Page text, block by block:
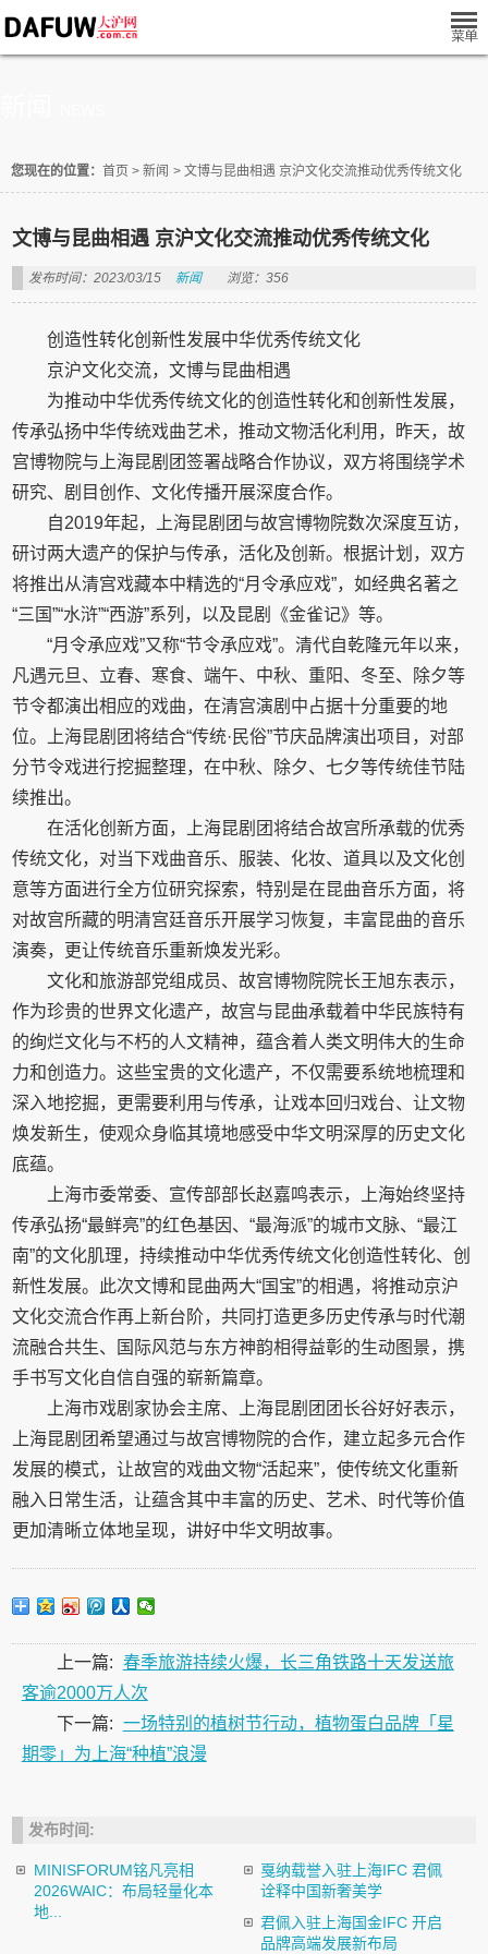
您现在的位置： 首页 > 新闻 > 文博与昆曲相遇 京沪文化交流推动优秀传统文化
文博与昆曲相遇 京沪文化交流推动优秀传统文化
发布时间：2023/03/15 新闻 浏览：356
创造性转化创新性发展中华优秀传统文化
京沪文化交流，文博与昆曲相遇
为推动中华优秀传统文化的创造性转化和创新性发展，
传承弘扬中华传统戏曲艺术，推动文物活化利用，昨天，故
宫博物院与上海昆剧团签署战略合作协议，双方将围绕学术
研究、剧目创作、文化传播开展深度合作。
自2019年起，上海昆剧团与故宫博物院数次深度互访，
研讨两大遗产的保护与传承，活化及创新。根据计划，双方
将推出从清宫戏藏本中精选的“月令承应戏”，如经典名著之
“三国”“水浒”“西游”系列，以及昆剧《金雀记》等。
“月令承应戏”又称“节令承应戏”。清代自乾隆元年以来，
凡遇元旦、立春、寒食、端午、中秋、重阳、冬至、除夕等
节令都演出相应的戏曲，在清宫演剧中占据十分重要的地
位。上海昆剧团将结合“传统·民俗”节庆品牌演出项目，对部
分节令戏进行挖掘整理，在中秋、除夕、七夕等传统佳节陆
续推出。
在活化创新方面，上海昆剧团将结合故宫所承载的优秀
传统文化，对当下戏曲音乐、服装、化妆、道具以及文化创
意等方面进行全方位研究探索，特别是在昆曲音乐方面，将
对故宫所藏的明清宫廷音乐开展学习恢复，丰富昆曲的音乐
演奏，更让传统音乐重新焕发光彩。
文化和旅游部党组成员、故宫博物院院长王旭东表示，
作为珍贵的世界文化遗产，故宫与昆曲承载着中华民族特有
的绚烂文化与不朽的人文精神，蕴含着人类文明伟大的生命
力和创造力。这些宝贵的文化遗产，不仅需要系统地梳理和
深入地挖掘，更需要利用与传承，让戏本回归戏台、让文物
焕发新生，使观众身临其境地感受中华文明深厚的历史文化
底蕴。
上海市委常委、宣传部部长赵嘉鸣表示，上海始终坚持
传承弘扬“最鲜亮”的红色基因、“最海派”的城市文脉、“最江
南”的文化肌理，持续推动中华优秀传统文化创造性转化、创
新性发展。此次文博和昆曲两大“国宝”的相遇，将推动京沪
文化交流合作再上新台阶，共同打造更多历史传承与时代潮
流融合共生、国际风范与东方神韵相得益彰的生动图景，携
手书写文化自信自强的崭新篇章。
上海市戏剧家协会主席、上海昆剧团团长谷好好表示，
上海昆剧团希望通过与故宫博物院的合作，建立起多元合作
发展的模式，让故宫的戏曲文物“活起来”，使传统文化重新
融入日常生活，让蕴含其中丰富的历史、艺术、时代等价值
更加清晰立体地呈现，讲好中华文明故事。
上一篇: 春季旅游持续火爆，长三角铁路十天发送旅
客逾2000万人次
下一篇: 一场特别的植树节行动，植物蛋白品牌「星
期零」为上海“种植”浪漫
发布时间:
MINISFORUM铭凡亮相
2026WAIC：布局轻量化本
地...
戛纳载誉入驻上海IFC 君佩
诠释中国新奢美学
君佩入驻上海国金IFC 开启
品牌高端发展新布局